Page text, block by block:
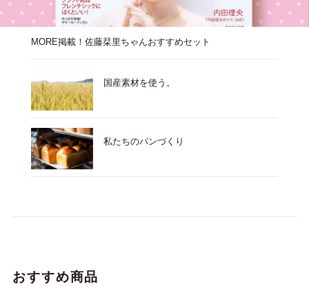
MORE掲載！佐藤栞里ちゃんおすすめセット
国産素材を使う。
私たちのパンづくり
おすすめ商品